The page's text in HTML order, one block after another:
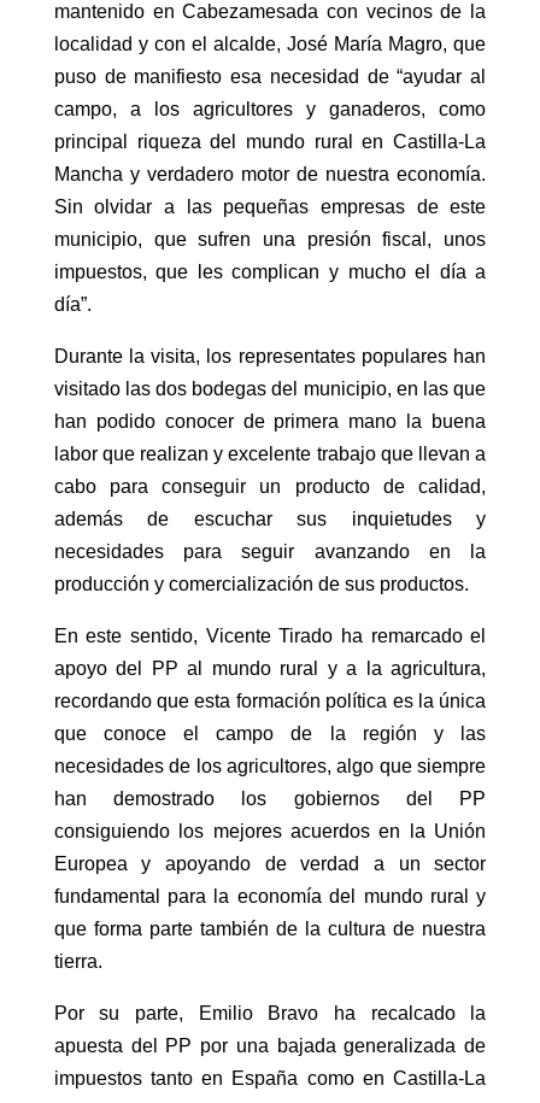
mantenido en Cabezamesada con vecinos de la
localidad y con el alcalde, José María Magro, que
puso de manifiesto esa necesidad de “ayudar al
campo, a los agricultores y ganaderos, como
principal riqueza del mundo rural en Castilla-La
Mancha y verdadero motor de nuestra economía.
Sin olvidar a las pequeñas empresas de este
municipio, que sufren una presión fiscal, unos
impuestos, que les complican y mucho el día a
día”.
Durante la visita, los representates populares han
visitado las dos bodegas del municipio, en las que
han podido conocer de primera mano la buena
labor que realizan y excelente trabajo que llevan a
cabo para conseguir un producto de calidad,
además de escuchar sus inquietudes y
necesidades para seguir avanzando en la
producción y comercialización de sus productos.
En este sentido, Vicente Tirado ha remarcado el
apoyo del PP al mundo rural y a la agricultura,
recordando que esta formación política es la única
que conoce el campo de la región y las
necesidades de los agricultores, algo que siempre
han demostrado los gobiernos del PP
consiguiendo los mejores acuerdos en la Unión
Europea y apoyando de verdad a un sector
fundamental para la economía del mundo rural y
que forma parte también de la cultura de nuestra
tierra.
Por su parte, Emilio Bravo ha recalcado la
apuesta del PP por una bajada generalizada de
impuestos tanto en España como en Castilla-La